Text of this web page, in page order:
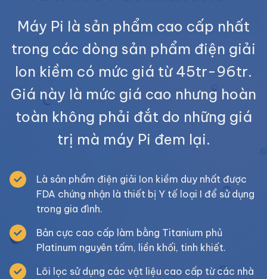
Máy Pi là sản phẩm cao cấp nhất
trong các dòng sản phẩm điện giải
Ion kiềm có mức giá từ 45tr-96tr.
Giá này là mức giá cao nhưng hoàn
toàn không phải đắt do những giá
trị mà máy Pi đem lại.
Là sản phẩm điện giải Ion kiềm duy nhất được
FDA chứng nhận là thiết bị Y tế loại I để sử dụng
trong gia đình.
Bản cực cao cấp làm bằng Titanium phủ
Platinum nguyên tấm, liền khối, tinh khiết.
Lõi lọc sử dụng các vật liệu cao cấp từ các nhà